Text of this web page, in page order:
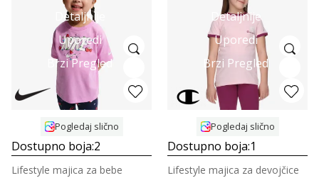
Detaljnije
Uporedi
Brzi Pregled
Pogledaj slično
Dostupno boja:2
Lifestyle majica za bebe
Detaljnije
Uporedi
Brzi Pregled
Pogledaj slično
Dostupno boja:1
Lifestyle majica za devojčice